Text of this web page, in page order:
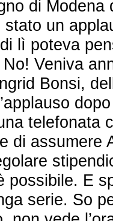
di Modena
stato un
lì poteva
Veniva
Bonsi,
telefonata
di assumere
possibile. E
serie. So